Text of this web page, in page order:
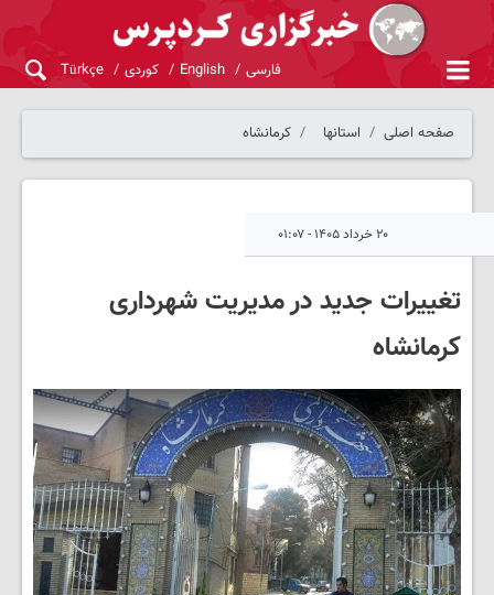
فارسی English کوردی Türkçe
صفحه اصلی استانها کرمانشاه
۲۰ خرداد ۱۴۰۵ - ۰۱:۰۷
تغییرات جدید در مدیریت شهرداری
کرمانشاه